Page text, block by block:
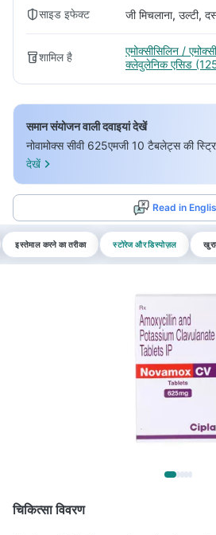
साइड इफेक्ट जी मिचलाना, उल्टी,
शामिल है
एमोक्सीसिलिन /
क्लेवुलेनिक एसिड
समान संयोजन वाली दवाइयां देखें
नोवामोक्स सीवी 625एमजी 10 टैबलेट्स की
देखें
Read in
इस्तेमाल करने का तरीका स्टोरेज और डिस्पोज़ल
चिकित्सा विवरण